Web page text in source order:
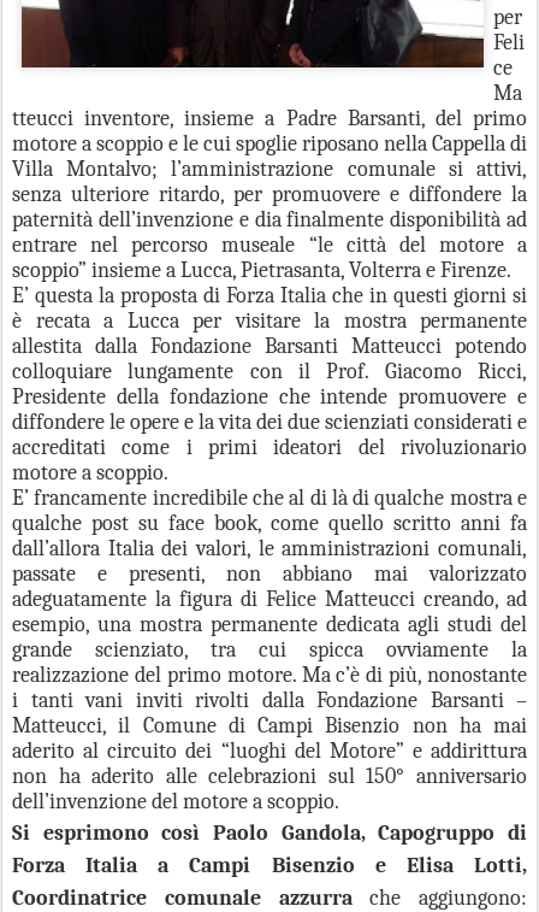
per
Feli
ce
Ma
tteucci inventore, insieme a Padre Barsanti, del primo
motore a scoppio e le cui spoglie riposano nella Cappella di
Villa Montalvo; l’amministrazione comunale si attivi,
senza ulteriore ritardo, per promuovere e diffondere la
paternità dell’invenzione e dia finalmente disponibilità ad
entrare nel percorso museale “le città del motore a
scoppio” insieme a Lucca, Pietrasanta, Volterra e Firenze.
E’ questa la proposta di Forza Italia che in questi giorni si
è recata a Lucca per visitare la mostra permanente
allestita dalla Fondazione Barsanti Matteucci potendo
colloquiare lungamente con il Prof. Giacomo Ricci,
Presidente della fondazione che intende promuovere e
diffondere le opere e la vita dei due scienziati considerati e
accreditati come i primi ideatori del rivoluzionario
motore a scoppio.
E’ francamente incredibile che al di là di qualche mostra e
qualche post su face book, come quello scritto anni fa
dall’allora Italia dei valori, le amministrazioni comunali,
passate e presenti, non abbiano mai valorizzato
adeguatamente la figura di Felice Matteucci creando, ad
esempio, una mostra permanente dedicata agli studi del
grande scienziato, tra cui spicca ovviamente la
realizzazione del primo motore. Ma c’è di più, nonostante
i tanti vani inviti rivolti dalla Fondazione Barsanti –
Matteucci, il Comune di Campi Bisenzio non ha mai
aderito al circuito dei “luoghi del Motore” e addirittura
non ha aderito alle celebrazioni sul 150° anniversario
dell’invenzione del motore a scoppio.
Si esprimono così Paolo Gandola, Capogruppo di
Forza Italia a Campi Bisenzio e Elisa Lotti,
Coordinatrice comunale azzurrache aggiungono: